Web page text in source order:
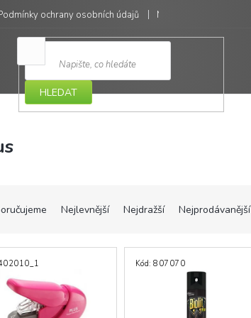
ochrany osobních údajů Moje objednávka
HLEDAT
Nejlevnější Nejdražší Nejprodávanější
Kód: 807070